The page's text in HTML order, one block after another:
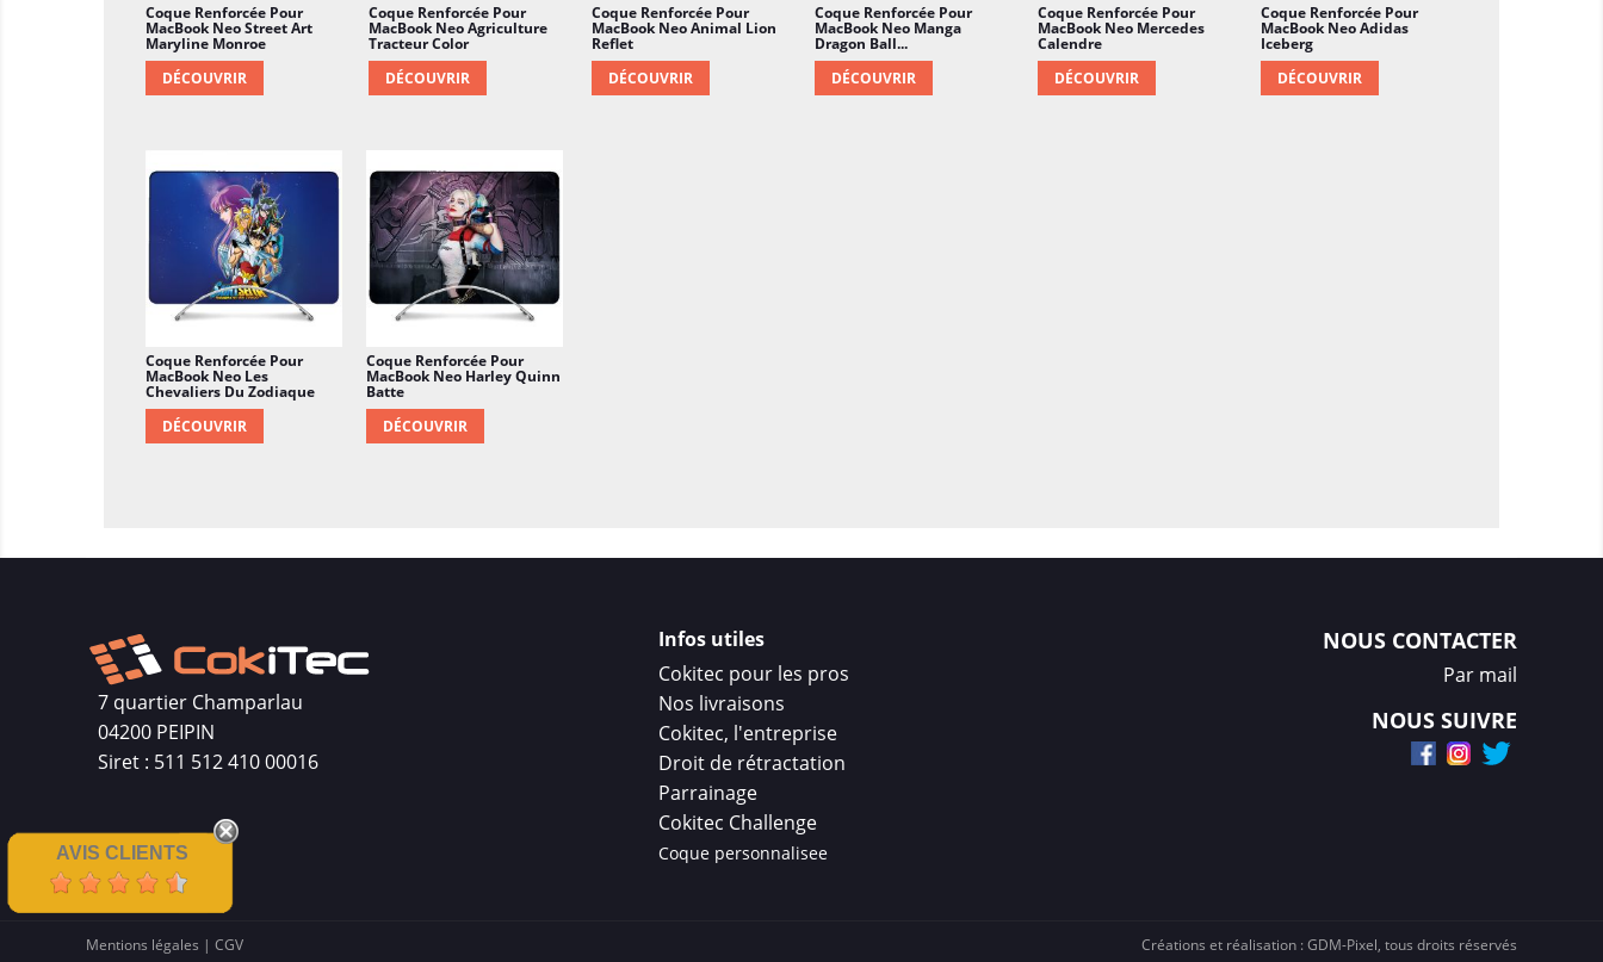
Coque Renforcée Pour
MacBook Neo Street Art
Maryline Monroe
DÉCOUVRIR
Coque Renforcée Pour
MacBook Neo Agriculture
Tracteur Color
DÉCOUVRIR
Coque Renforcée Pour
MacBook Neo Animal Lion
Reflet
DÉCOUVRIR
Coque Renforcée Pour
MacBook Neo Manga
Dragon Ball...
DÉCOUVRIR
Coque Renforcée Pour
MacBook Neo Mercedes
Calendre
DÉCOUVRIR
Coque Renforcée Pour
MacBook Neo Adidas
Iceberg
DÉCOUVRIR
Coque Renforcée Pour
MacBook Neo Les
Chevaliers Du Zodiaque
DÉCOUVRIR
Coque Renforcée Pour
MacBook Neo Harley Quinn
Batte
DÉCOUVRIR
7 quartier Champarlau
04200 PEIPIN
Siret : 511 512 410 00016
Infos utiles
Cokitec pour les pros
Nos livraisons
Cokitec, l'entreprise
Droit de rétractation
Parrainage
Cokitec Challenge
Coque personnalisee
NOUS CONTACTER
Par mail
NOUS SUIVRE
AVIS CLIENTS
Mentions légales | CGV Créations et réalisation :GDM-Pixel, tous droits réservés